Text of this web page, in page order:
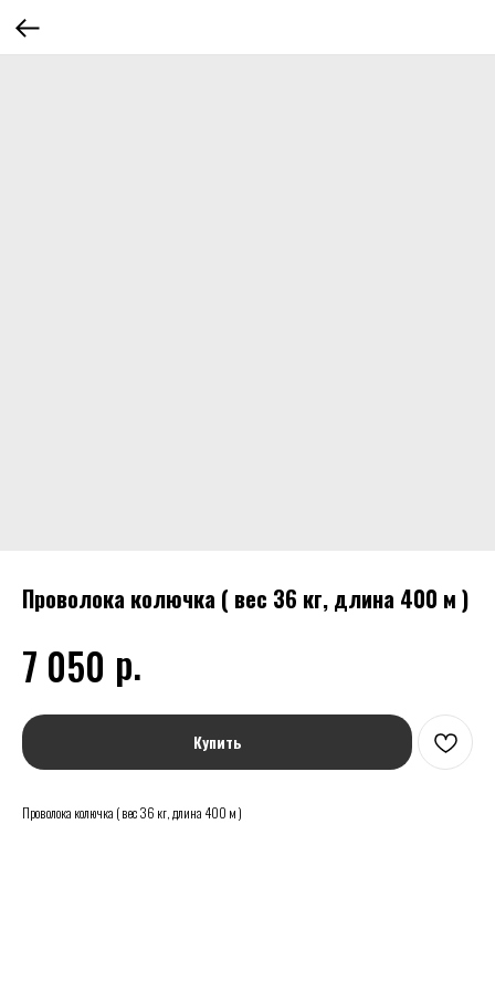
Проволока колючка ( вес 36 кг, длина 400 м )
7 050 р.
Купить
Проволока колючка ( вес 36 кг, длина 400 м )